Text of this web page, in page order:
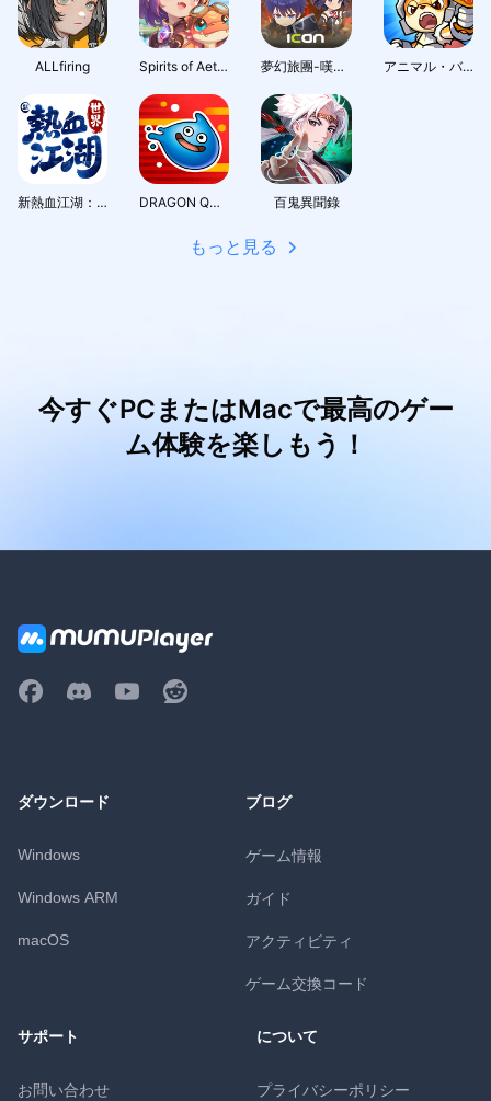
ALLfiring Spirits of Aetheria 夢幻旅團-嘆氣的亡靈想隱退聯動 アニマル・バスターズ
新熱血江湖：世界 DRAGON QUEST Smash/Grow 百鬼異聞錄
もっと見る
今すぐPCまたはMacで最高のゲー
ム体験を楽しもう！
ダウンロード
Windows
Windows ARM
macOS
ブログ
ゲーム情報
ガイド
アクティビティ
ゲーム交換コード
サポート
お問い合わせ
について
プライバシーポリシー